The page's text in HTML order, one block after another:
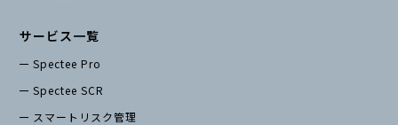
サービス一覧
Spectee Pro
Spectee SCR
スマートリスク管理